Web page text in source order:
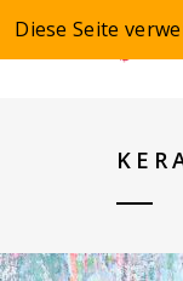
Diese Seite